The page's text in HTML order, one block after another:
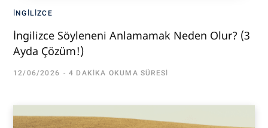
İNGILIZCE
İngilizce Söyleneni Anlamamak Neden Olur? (3
Ayda Çözüm!)
12/06/2026 4 DAKIKA OKUMA SÜRESI